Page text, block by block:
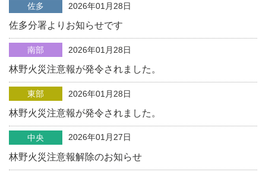
佐多 2026年01月28日
佐多分署よりお知らせです
南部 2026年01月28日
林野火災注意報が発令されました。
東部 2026年01月28日
林野火災注意報が発令されました。
中央 2026年01月27日
林野火災注意報解除のお知らせ